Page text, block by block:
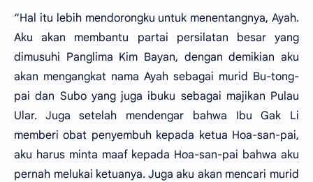
“Hal itu lebih mendorongku untuk menentangnya, Ayah.
Aku akan membantu partai persilatan besar yang
dimusuhi Panglima Kim Bayan, dengan demikian aku
akan mengangkat nama Ayah sebagai murid Bu-tong-
pai dan Subo yang juga ibuku sebagai majikan Pulau
Ular. Juga setelah mendengar bahwa Ibu Gak Li
memberi obat penyembuh kepada ketua Hoa-san-pai,
aku harus minta maaf kepada Hoa-san-pai bahwa aku
pernah melukai ketuanya. Juga aku akan mencari murid